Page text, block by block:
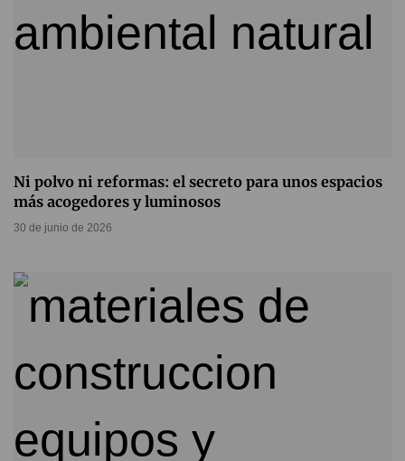
Ni polvo ni reformas: el secreto para unos espacios
más acogedores y luminosos
30 de junio de 2026